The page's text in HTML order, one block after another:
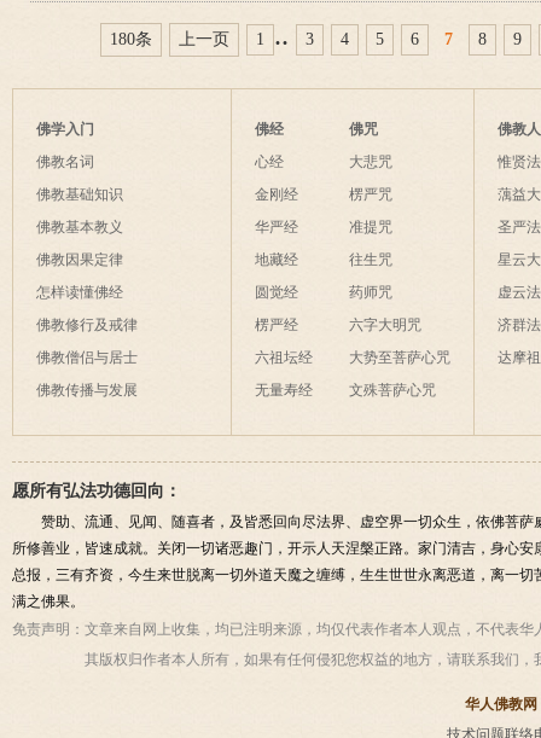
180条 上一页 1 .. 3 4 5 6 7 8 9
佛学入门
佛教名词
佛教基础知识
佛教基本教义
佛教因果定律
怎样读懂佛经
佛教修行及戒律
佛教僧侣与居士
佛教传播与发展
佛经
心经
金刚经
华严经
地藏经
圆觉经
楞严经
六祖坛经
无量寿经
佛咒
大悲咒
楞严咒
准提咒
往生咒
药师咒
六字大明咒
大势至菩萨心咒
文殊菩萨心咒
佛教
惟贤
蕅益
圣严
星云
虚云
济群
达摩
愿所有弘法功德回向：
赞助、流通、见闻、随喜者，及皆悉回向尽法界、虚空界一切众生，依佛菩
所修善业，皆速成就。关闭一切诸恶趣门，开示人天涅槃正路。家门清吉，身心
总报，三有齐资，今生来世脱离一切外道天魔之缠缚，生生世世永离恶道，离一
满之佛果。
免责声明： 文章来自网上收集，均已注明来源，均仅代表作者本人观点，不代表
其版权归作者本人所有，如果有任何侵犯您权益的地方，请联系我们，
华人佛教网
技术问题联络